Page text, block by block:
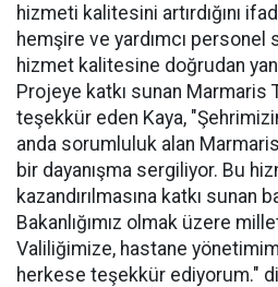
hizmeti kalitesini artırdığını
hemşire ve yardımcı personel
hizmet kalitesine doğrudan
Projeye katkı sunan Marmaris
teşekkür eden Kaya,
anda sorumluluk alan
bir dayanışma sergiliyor. Bu
kazandırılmasına katkı sunan
Bakanlığımız olmak üzere
Valiliğimize, hastane
herkese teşekkür ediyorum."